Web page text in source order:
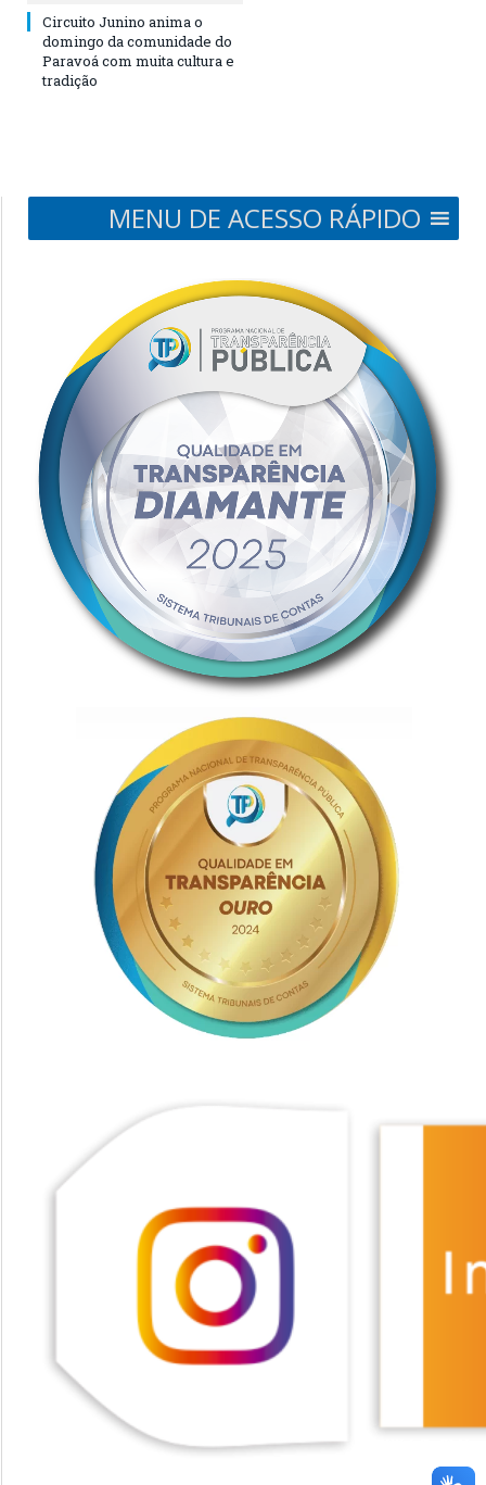
Circuito Junino anima o
domingo da comunidade do
Paravoá com muita cultura e
tradição
MENU DE ACESSO RÁPIDO